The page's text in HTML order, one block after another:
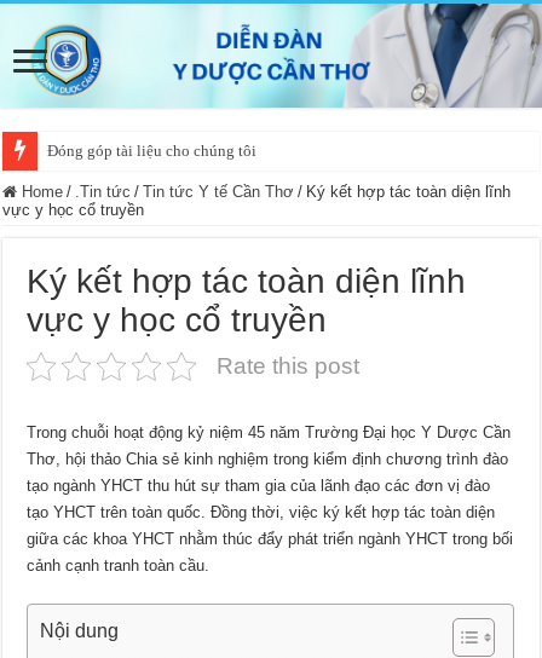
Đóng góp tài liệu cho chúng tôi
Home / .Tin tức / Tin tức Y tế Cần Thơ / Ký kết hợp tác toàn diện lĩnh
vực y học cổ truyền
Ký kết hợp tác toàn diện lĩnh
vực y học cổ truyền
Rate this post
Trong chuỗi hoạt động kỷ niệm 45 năm Trường Đại học Y Dược Cần
Thơ, hội thảo Chia sẻ kinh nghiệm trong kiểm định chương trình đào
tạo ngành YHCT thu hút sự tham gia của lãnh đạo các đơn vị đào
tạo YHCT trên toàn quốc. Đồng thời, việc ký kết hợp tác toàn diện
giữa các khoa YHCT nhằm thúc đẩy phát triển ngành YHCT trong bối
cảnh cạnh tranh toàn cầu.
Nội dung